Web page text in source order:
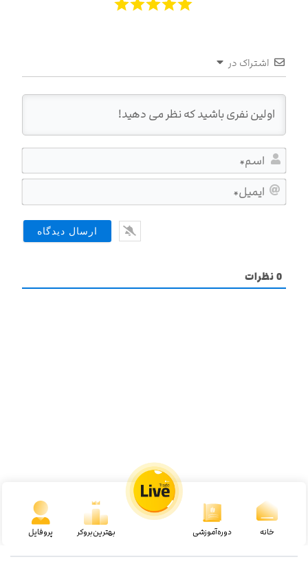
اشتراک در
0نظرات
خانه دوره‌آموزشی بهترین‌بروکر پروفایل